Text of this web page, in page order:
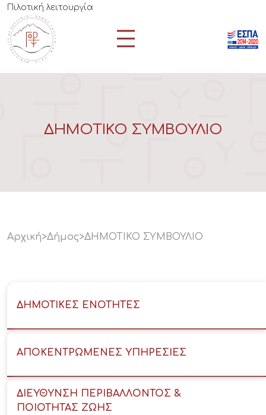
Πιλοτική λειτουργία
ΔΗΜΟΤΙΚΟ ΣΥΜΒΟΥΛΙΟ
Αρχική>Δήμος>ΔΗΜΟΤΙΚΟ ΣΥΜΒΟΥΛΙΟ
ΔΗΜΟΤΙΚΕΣ ΕΝΟΤΗΤΕΣ
ΑΠΟΚΕΝΤΡΩΜΕΝΕΣ ΥΠΗΡΕΣΙΕΣ
ΔΙΕΥΘΥΝΣΗ ΠΕΡΙΒΑΛΛΟΝΤΟΣ &
ΠΟΙΟΤΗΤΑΣ ΖΩΗΣ